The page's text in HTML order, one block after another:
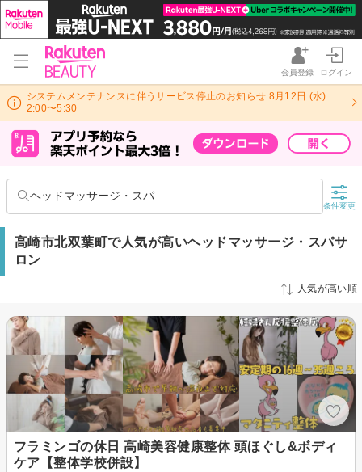
会員登録 ログイン
システムメンテナンスに伴うサービス停止のお知らせ 8月12日 (水)
2:00〜5:30
ヘッドマッサージ・スパ
条件変更
高崎市北双葉町で人気が高いヘッドマッサージ・スパサ
ロン
人気が高い順
フラミンゴの休日 高崎美容健康整体 頭ほぐし&ボディ
ケア【整体学校併設】